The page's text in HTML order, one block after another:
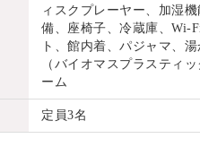
ィスクプレーヤー、加湿
備、座椅子、冷蔵庫、Wi-
ト、館内着、パジャマ、
（バイオマスプラスティ
ーム
定員3名